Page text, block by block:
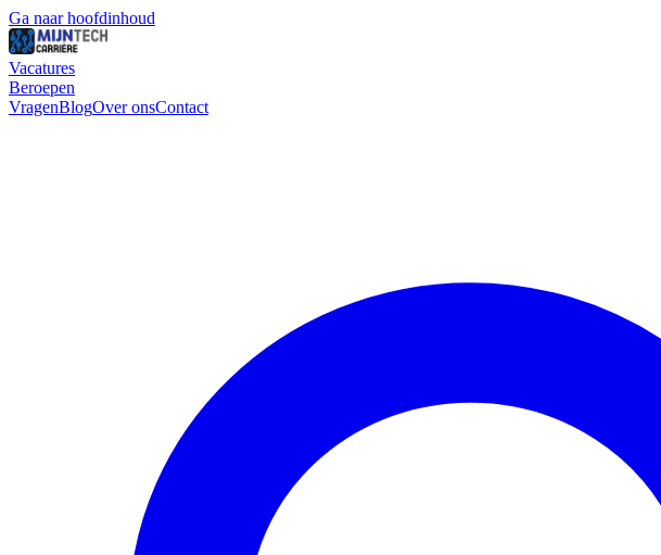
Ga naar hoofdinhoud
Vacatures
Beroepen
VragenBlogOver onsContact